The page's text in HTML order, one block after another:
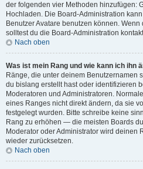
der folgenden vier Methoden hinzufügen:
Hochladen. Die Board-Administration
Benutzer Avatare benutzen können.
solltest du die Board-Administration
Nach oben
Was ist mein Rang und wie kann ich ihn
Ränge, die unter deinem Benutzernamen
du bislang erstellt hast oder identifizieren
Moderatoren und Administratoren.
eines Ranges nicht direkt ändern, da sie
festgelegt wurden. Bitte schreibe keine
Rang zu erhöhen — die meisten Boards
Moderator oder Administrator wird deinen
wieder zurücksetzen.
Nach oben